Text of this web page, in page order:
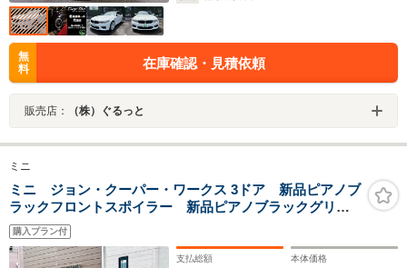
無
料
在庫確認・見積依頼
販売店： （株）ぐるっと
ミニ
ミニ ジョン・クーパー・ワークス 3ドア 新品ピアノブ
ラックフロントスポイラー 新品ピアノブラックグリル
トリム グリルアイバッハローダウンサス 6MT ヘッ
ドアップディスプレイ ドライビングモード レーダー
クルーズ キーレス ETC クルコン
購入プラン付
支払総額 本体価格